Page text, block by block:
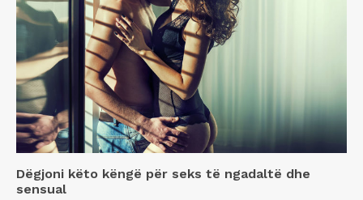
Dëgjoni këto këngë për seks të ngadaltë dhe
sensual